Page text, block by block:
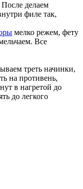
делаем
филе так,
мелко режем, фету
Все
треть начинки,
на противень,
в нагретой до
до легкого